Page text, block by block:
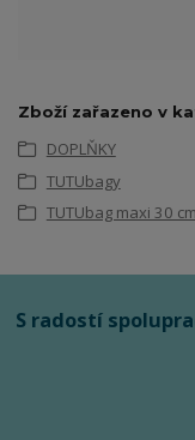
Zboží zařazeno v
DOPLŇKY
TUTUbagy
TUTUbag maxi 30
S radostí